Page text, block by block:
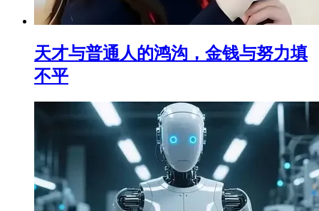
天才与普通人的鸿沟，金钱与努力填
不平